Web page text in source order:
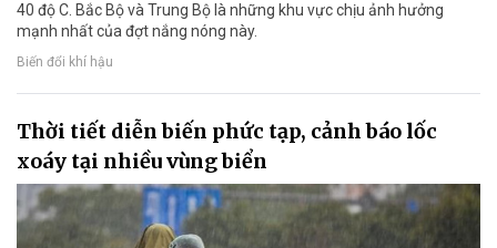
40 độ C. Bắc Bộ và Trung Bộ là những khu vực chịu ảnh hưởng
mạnh nhất của đợt nắng nóng này.
Biến đổi khí hậu
Thời tiết diễn biến phức tạp, cảnh báo lốc
xoáy tại nhiều vùng biển